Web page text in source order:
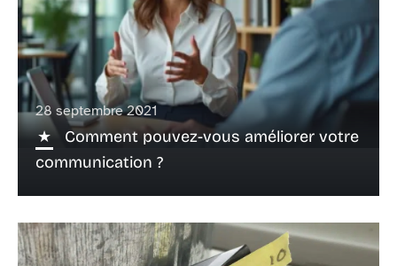
28 septembre 2021
Comment pouvez-vous améliorer votre
communication ?